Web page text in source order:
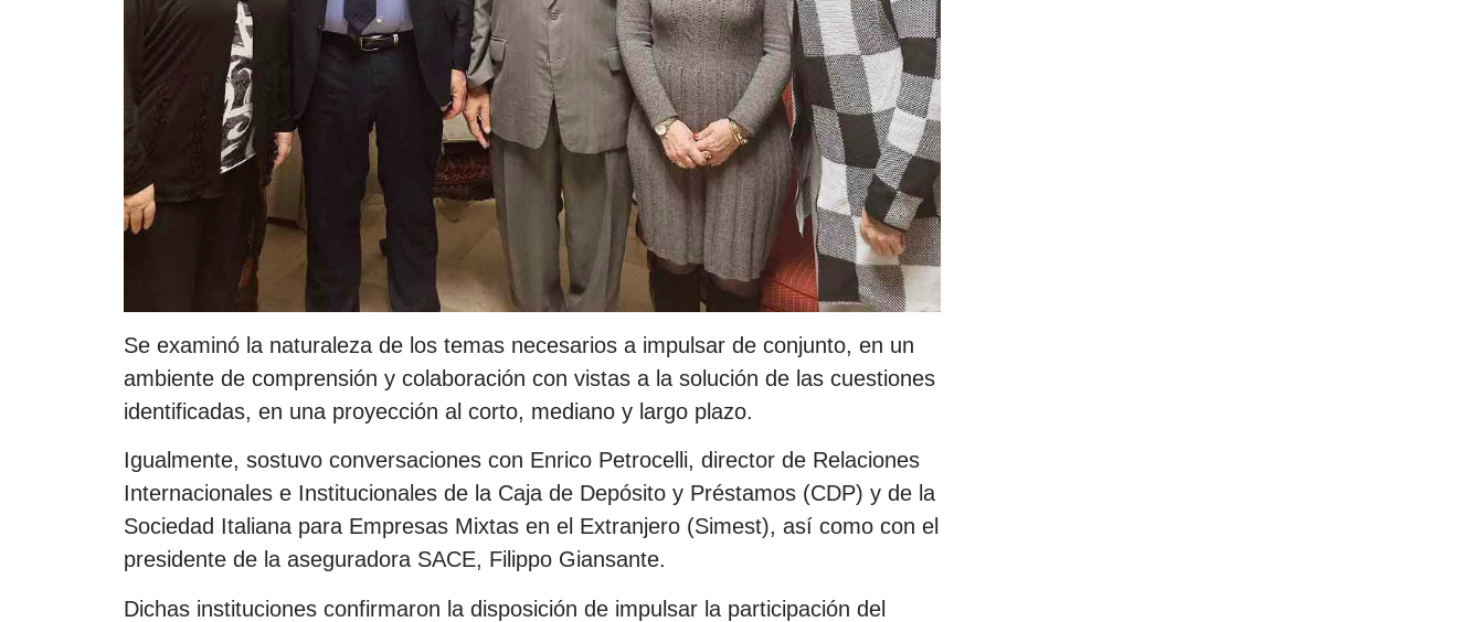
Se examinó la naturaleza de los temas necesarios a impulsar de conjunto, en un
ambiente de comprensión y colaboración con vistas a la solución de las cuestiones
identificadas, en una proyección al corto, mediano y largo plazo.
Igualmente, sostuvo conversaciones con Enrico Petrocelli, director de Relaciones
Internacionales e Institucionales de la Caja de Depósito y Préstamos (CDP) y de la
Sociedad Italiana para Empresas Mixtas en el Extranjero (Simest), así como con el
presidente de la aseguradora SACE, Filippo Giansante.
Dichas instituciones confirmaron la disposición de impulsar la participación del